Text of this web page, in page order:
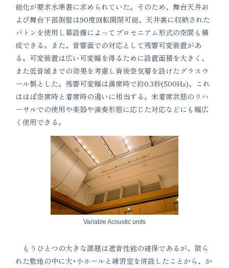
能化が要求水準書に求められていた。そのため、舞台天井お
よび舞台下部側壁は90度回転開閉可能、天井裏に収納された
バトンを使用し幕設備によってプロセニアム形式の空間も構
成できる。また、音響面での対応として残響可変装置があ
る。可変装置は広い可変幅を得るために設置面積を大きく、
また低音域までの効果を考慮し背後空気層を設けたグラスウ
ール製とした。残響可変幅は満席時で約0.3秒(500Hz)、これ
はほぼ空席時と着席時の違いに相当する。未着席状態のリハ
ーサルでの使用や楽器や演奏形態に応じた対応などにも幅広
く使用できる。
Variable Acoustic units
もうひとつの大きな課題は遮音性能の確保であるが、限ら
れた敷地の中に大･小ホールと練習室を併設したことから、か